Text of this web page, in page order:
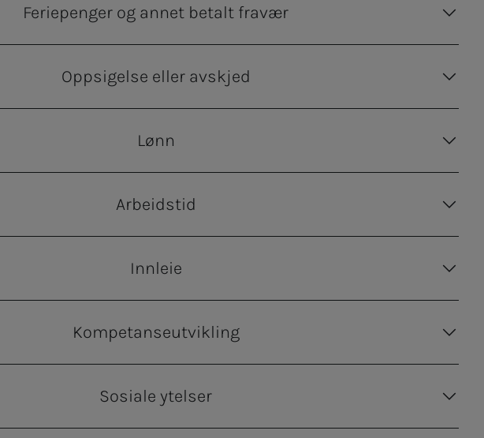
Feriepenger og annet betalt fravær
Oppsigelse eller avskjed
Lønn
Arbeidstid
Innleie
Kompetanseutvikling
Sosiale ytelser